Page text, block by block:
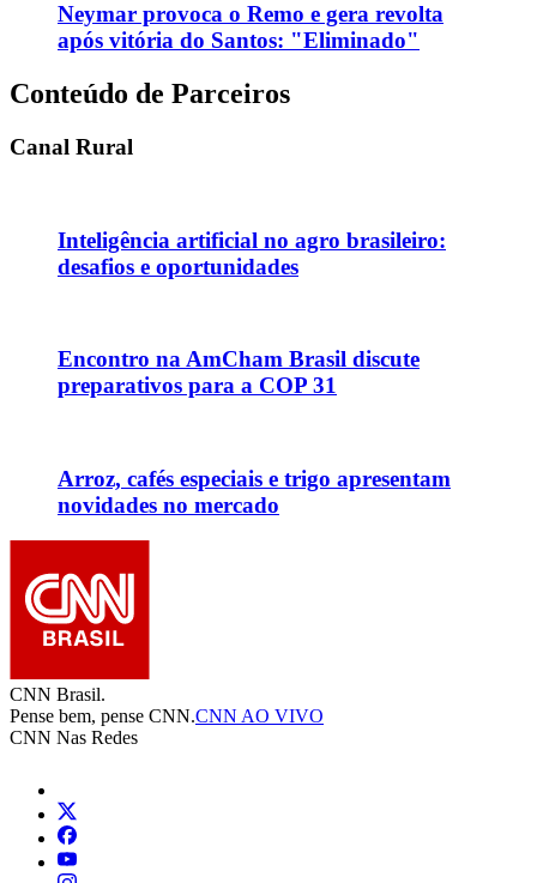
Neymar provoca o Remo e gera revolta
após vitória do Santos: "Eliminado"
Conteúdo de Parceiros
Canal Rural
Inteligência artificial no agro brasileiro:
desafios e oportunidades
Encontro na AmCham Brasil discute
preparativos para a COP 31
Arroz, cafés especiais e trigo apresentam
novidades no mercado
CNN Brasil.
Pense bem, pense CNN.CNN AO VIVO
CNN Nas Redes